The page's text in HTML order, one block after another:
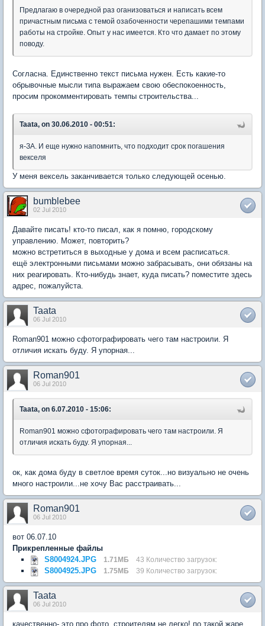
Предлагаю в очередной раз оганизоваться и написать всем
причастным письма с темой озабоченности черепашими темпами
работы на стройке. Опыт у нас имеется. Кто что дамает по этому
поводу.
Согласна. Единственно текст письма нужен. Есть какие-то
обрывочные мысли типа выражаем свою обеспокоенность,
просим прокомментировать темпы строительства...
Taata, on 30.06.2010 - 00:51:
я-ЗА. И еще нужно напомнить, что подходит срок погашения
векселя
У меня вексель заканчивается только следующей осенью.
bumblebee
02 Jul 2010
Давайте писать! кто-то писал, как я помню, городскому
управлению. Может, повторить?
можно встретиться в выходные у дома и всем расписаться.
ещё электронными письмами можно забрасывать, они обязаны на
них реагировать. Кто-нибудь знает, куда писать? поместите здесь
адрес, пожалуйста.
Taata
06 Jul 2010
Roman901 можно сфотографировать чего там настроили. Я
отличия искать буду. Я упорная...
Roman901
06 Jul 2010
Taata, on 6.07.2010 - 15:06:
Roman901 можно сфотографировать чего там настроили. Я
отличия искать буду. Я упорная...
ок, как дома буду в светлое время суток...но визуально не очень
много настроили...не хочу Вас расстраивать...
Roman901
06 Jul 2010
вот 06.07.10
Прикрепленные файлы
S8004924.JPG
1.71МБ 43 Количество загрузок:
S8004925.JPG 1.75МБ 39 Количество загрузок:
Taata
06 Jul 2010
качественно- это про фото. строителям не легко! по такой жаре